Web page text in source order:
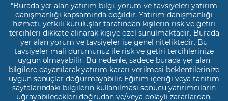
"Burada yer alan yatırım bilgi, yorum ve tavsiyeleri yatırım
danışmanlığı kapsamında değildir. Yatırım danışmanlığı
hizmeti, yetkili kuruluşlar tarafından kişilerin risk ve getiri
tercihleri dikkate alınarak kişiye özel sunulmaktadır. Burada
yer alan yorum ve tavsiyeler ise genel niteliktedir. Bu
tavsiyeler mali durumunuz ile risk ve getiri tercihlerinize
uygun olmayabilir. Bu nedenle, sadece burada yer alan
bilgilere dayanılarak yatırım kararı verilmesi beklentilerinize
uygun sonuçlar doğurmayabilir. Eğitim içeriği veya tanıtım
sayfalarındaki bilgilerin kullanılması sonucu yatırımcıların
uğrayabilecekleri doğrudan ve/veya dolaylı zararlardan,